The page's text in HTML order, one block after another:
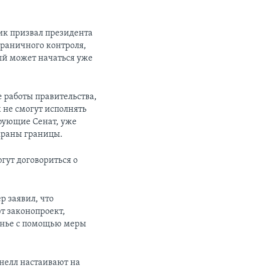
призвал президента
контроля,
может начаться уже
правительства,
смогут исполнять
Сенат, уже
границы.
договориться о
заявил, что
законопроект,
с помощью меры
настаивают на